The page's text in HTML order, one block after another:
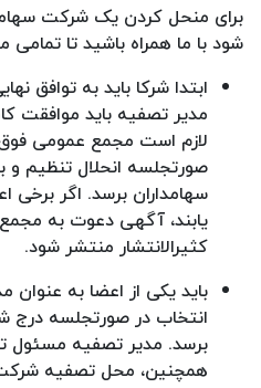
برای منحل کردن یک شرکت
شود با ما همراه باشید تا تمامی
ابتدا شرکا باید به توافق
مدیر تصفیه باید موافقت
لازم است مجمع عمومی
صورتجلسه انحلال تنظیم و
سهامداران برسد. اگر برخی
یابند، آگهی دعوت به مجمع
کثیرالانتشار منتشر شود.
باید یکی از اعضا به عنوان
انتخاب در صورتجلسه درج
برسد. مدیر تصفیه مسئول
همچنین، محل تصفیه